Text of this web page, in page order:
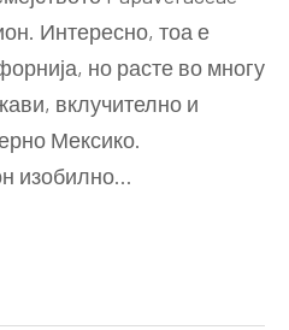
Интересно, тоа е
но расте во многу
вклучително и
Мексико.
изобилно…